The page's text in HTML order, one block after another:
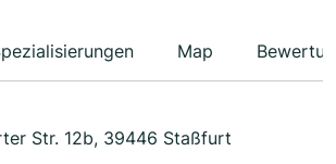
Map
Str. 12b, 39446 Staßfurt